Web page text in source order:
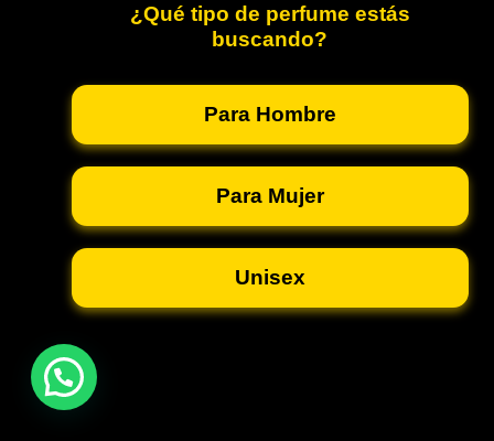
¿Qué tipo de perfume estás
buscando?
Para Hombre
Para Mujer
Unisex